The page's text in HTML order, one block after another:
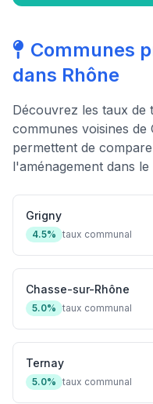
Communes
dans Rhône
Découvrez les taux de
communes voisines
permettent de
l'aménagement dans le
Grigny
4.5% taux communal
Chasse-sur-Rhône
5.0% taux communal
Ternay
5.0% taux communal